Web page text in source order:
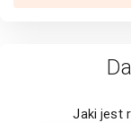
Jaki jest